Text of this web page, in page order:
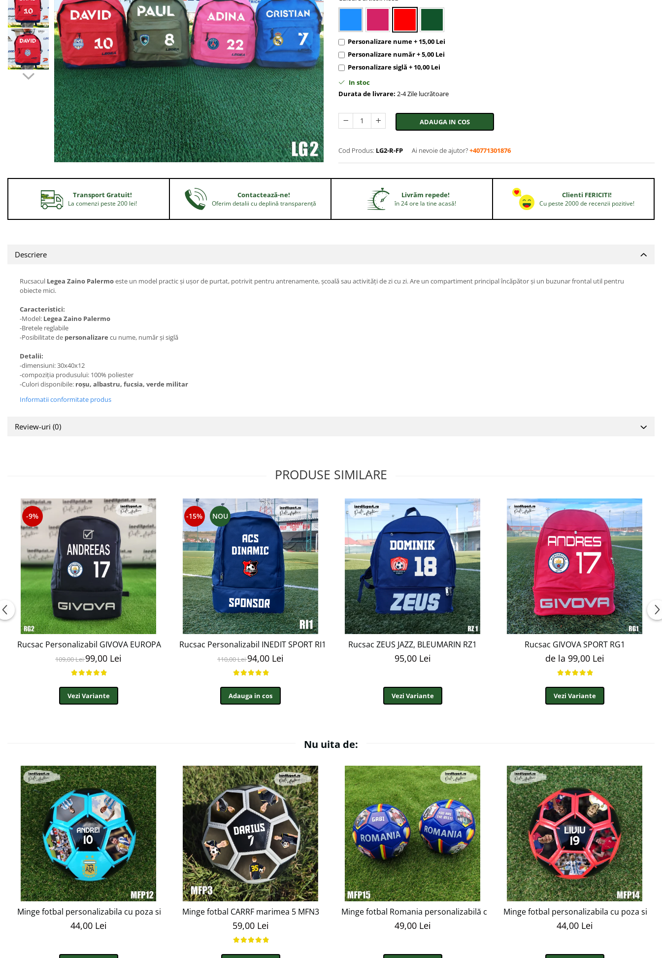
Bidoane si termosuri sportive
Sepci
Trofee
Personalizare nume + 15,00 Lei
Personalizare număr + 5,00 Lei
Personalizare siglă + 10,00 Lei
In stoc
Durata de livrare: 2-4 Zile lucrătoare
ADAUGA IN COS
Cod Produs: LG2-R-FP Ai nevoie de ajutor?+40771301876
Transport Gratuit!
La comenzi peste 200 lei!
Contactează-ne!
Oferim detalii cu deplină transparență
Livrăm repede!
în 24 ore la tine acasă!
Clienti FERICITI!
Cu peste 2000 de recenzii pozitive!
Descriere
Rucsacul Legea Zaino Palermoeste un model practic și ușor de purtat, potrivit pentru antrenamente, școală sau activități de zi cu zi. Are un compartiment principal încăpător și un buzunar frontal util pentru
obiecte mici.
Caracteristici:
-Model: Legea Zaino Palermo
-Bretele reglabile
-Posibilitate de personalizare cu nume, număr și siglă
Detalii:
-dimensiuni: 30x40x12
-compoziția produsului: 100% poliester
-Culori disponibile: roșu, albastru, fucsia, verde militar
Informatii conformitate produs
Review-uri (0)
PRODUSE SIMILARE
-9%
Rucsac Personalizabil GIVOVA EUROPA RG2
109,00 Lei99,00 Lei
Vezi Variante
-15% NOU
Rucsac Personalizabil INEDIT SPORT RI1
110,00 Lei94,00 Lei
Adauga in cos
Rucsac ZEUS JAZZ, BLEUMARIN RZ1
95,00 Lei
Vezi Variante
Rucsac GIVOVA SPORT RG1
de la 99,00 Lei
Vezi Variante
Nu uita de:
Minge fotbal personalizabila cu poza si text MFN12
44,00 Lei
Minge fotbal CARRF marimea 5 MFN3
59,00 Lei
Minge fotbal Romania personalizabilă cu poze si text - MFN15
49,00 Lei
Minge fotbal personalizabila cu poza si
44,00 Lei